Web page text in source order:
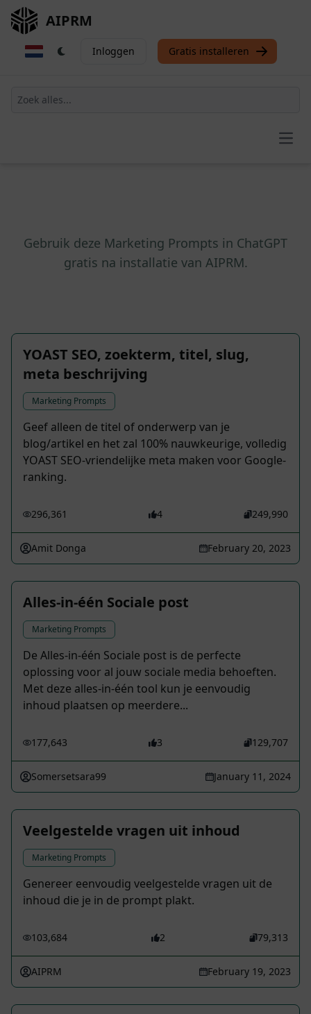
AIPRM
Inloggen Gratis installeren
Gebruik deze Marketing Prompts in ChatGPT
gratis na installatie van AIPRM.
YOAST SEO, zoekterm, titel, slug,
meta beschrijving
Marketing Prompts
Geef alleen de titel of onderwerp van je
blog/artikel en het zal 100% nauwkeurige, volledig
YOAST SEO-vriendelijke meta maken voor Google-
ranking.
296,361 4 249,990
Amit Donga February 20, 2023
Alles-in-één Sociale post
Marketing Prompts
De Alles-in-één Sociale post is de perfecte
oplossing voor al jouw sociale media behoeften.
Met deze alles-in-één tool kun je eenvoudig
inhoud plaatsen op meerdere...
177,643 3 129,707
Somersetsara99 January 11, 2024
Veelgestelde vragen uit inhoud
Marketing Prompts
Genereer eenvoudig veelgestelde vragen uit de
inhoud die je in de prompt plakt.
103,684 2 79,313
AIPRM February 19, 2023